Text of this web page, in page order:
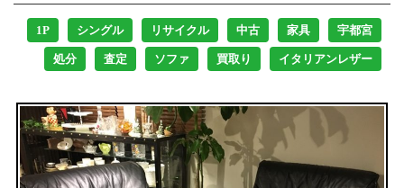
取扱家電
買取実績
出張買取・店頭買取
スタッフ紹介
1P シングル リサイクル 中古 家具 宇都宮
処分 査定 ソファ 買取り イタリアンレザー